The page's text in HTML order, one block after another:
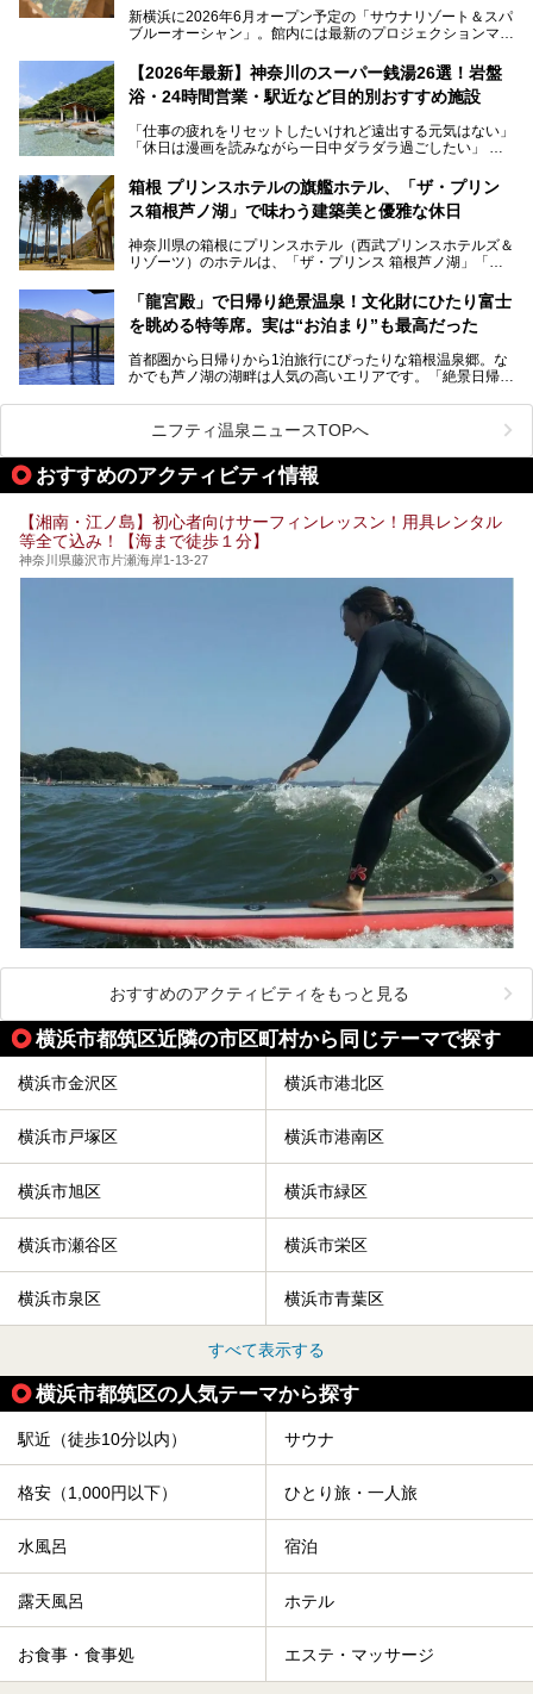
新横浜に2026年6月オープン予定の「サウナリゾート＆スパ
ブルーオーシャン」。館内には最新のプロジェクションマッ
的な“没入感（イマーシブ）”を体験できます。
今回は、そんな大注目の施設に一足先にお邪魔し、その全貌
を見学させていただきました！
サウナ室の中に咲き誇る桜、魚たちが泳ぐ水風呂、そしてバ
リのビーチを思わせる休憩スペース…。驚きの連続だった館
内の様子をレポートします！
【2026年最新】神奈川のスーパー銭湯26選！岩盤
浴・24時間営業・駅近など目的別おすすめ施設
「仕事の疲れをリセットしたいけれど遠出する元気はない」
「休日は漫画を読みながら一日中ダラダラ過ごしたい」
たい」
そんな「癒やされたい」という願いを叶えてくれるのが、神
神奈川県には、サウナや岩盤浴、一日中遊べるエンタメ施設
など、“非日常”を味わえるスーパー銭湯が数多く揃っていま
う」という人も多いはず。
そこで今回は、神奈川県内の人気施設26選を「安さ」「岩
業」「駅近」など、目的別に厳選して紹介します。
今の気分にぴったりの施設を見つけて、最高のリフレッシュ
箱根 プリンスホテルの旗艦ホテル、「ザ・プリン
ス箱根芦ノ湖」で味わう建築美と優雅な休日
神奈川県の箱根にプリンスホテル（西武プリンスホテルズ＆
リゾーツ）のホテルは、「ザ・プリンス 箱根芦ノ湖」「芦
「箱根仙石原プリンスホテル」と4軒あり、今回ご紹介する
「ザ・プリンス 箱根芦ノ湖」は、その中でもフラッグシッ
プ（旗艦）に位置づけられる特別なホテルです。
昭和の日本を代表する建築家の一人、村野藤吾が芦ノ湖の畔
に建てた桃源郷のようなホテルがここ。自家源泉の温泉や、
提供元：株式会社西武・プリンスホテルズワールドワイド
【PR】
この記事はザ・プリンス 箱根芦ノ湖のPR記事です。
「龍宮殿」で日帰り絶景温泉！文化財にひたり富士
を眺める特等席。実は“お泊まり”も最高だった
首都圏から日帰りから1泊旅行にぴったりな箱根温泉郷。な
かでも芦ノ湖の湖畔は人気の高いエリアです。「絶景日帰り
が楽しめるまさに眺望自慢の日帰り温泉。
そしてここは全24室の「箱根 芦ノ湖畔蛸川温泉 龍宮殿」と
して宿泊もできます。宿泊者は「龍宮殿本館」の営業時間に
加えて、朝6時からの宿泊者専用時間帯にも「龍宮殿本館」
のお風呂が利用できます。
今回は日帰り温泉としての「絶景日帰り温泉 龍宮殿本館
（以下、龍宮殿本館）」と、旅館としての「箱根 芦ノ湖畔
蛸川温泉 龍宮殿（以下、龍宮殿）」の両方の魅力をたっぷ
りお伝えします！
ここは箱根神社、九頭龍神社、白龍神社、箱根元宮と箱根の
4つの神社に囲まれたパワースポットです。
提供元：株式会社西武・プリンスホテルズワールドワイド
この記事は箱根 芦ノ湖畔蛸川温泉 龍宮殿のPR記事です。
ニフティ温泉ニュースTOPへ
おすすめのアクティビティ情報
【湘南・江ノ島】初心者向けサーフィンレッスン！用具レンタル
等全て込み！【海まで徒歩１分】
神奈川県藤沢市片瀬海岸1-13-27
おすすめのアクティビティをもっと見る
横浜市都筑区近隣の市区町村から同じテーマで探す
横浜市金沢区 横浜市港北区
横浜市戸塚区 横浜市港南区
横浜市旭区 横浜市緑区
横浜市瀬谷区 横浜市栄区
横浜市泉区 横浜市青葉区
すべて表示する
横浜市都筑区の人気テーマから探す
駅近（徒歩10分以内） サウナ
格安（1,000円以下） ひとり旅・一人旅
水風呂 宿泊
露天風呂 ホテル
お食事・食事処 エステ・マッサージ